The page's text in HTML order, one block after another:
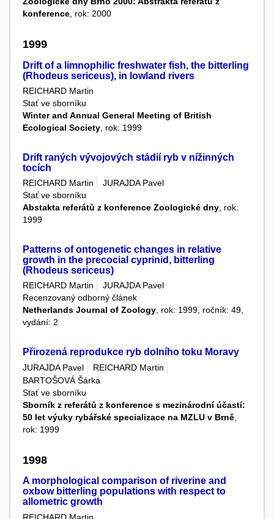
konference , rok: 2000
1999
Drift of a limnophilic freshwater fish, the bitterling
(Rhodeus sericeus), in lowland rivers
REICHARD Martin
Stať ve sborníku
Winter and Annual General Meeting of British
Ecological Society , rok: 1999
Drift raných vývojových stádií ryb v nížinných
tocích
REICHARD Martin
JURAJDA Pavel
Stať ve sborníku
Abstakta referátů z konference Zoologické dny , rok:
1999
Patterns of ontogenetic changes in relative
growth in the precocial cyprinid, bitterling
(Rhodeus sericeus)
REICHARD Martin
JURAJDA Pavel
Recenzovaný odborný článek
Netherlands Journal of Zoology, rok: 1999, ročník: 49,
vydání: 2
Přirozená reprodukce ryb dolního toku Moravy
JURAJDA Pavel
REICHARD Martin
BARTOŠOVÁ Šárka
Stať ve sborníku
Sborník z referátů z konference s mezinárodní účastí:
50 let výuky rybářské specializace na MZLU v Brně
rok: 1999
1998
A morphological comparison of riverine and
oxbow bitterling populations with respect to
allometric growth
REICHARD Martin